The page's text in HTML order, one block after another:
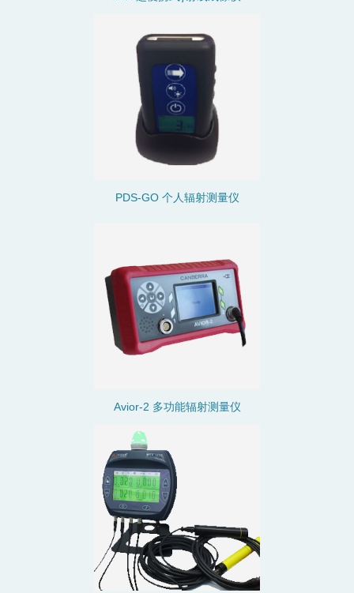
PDS-GO 个人辐射测量仪​
Avior-2 多功能辐射测量仪